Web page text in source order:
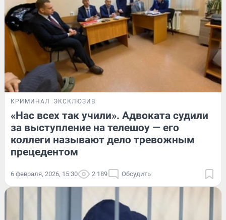
КРИМИНАЛ ЭКСКЛЮЗИВ
«Нас всех так учили». Адвоката судили
за выступление на телешоу — его
коллеги называют дело тревожным
прецедентом
6 февраля, 2026, 15:30 2 189 Обсудить